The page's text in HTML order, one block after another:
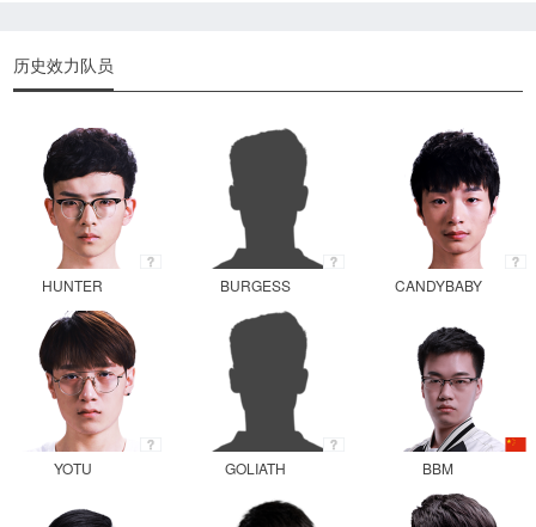
历史效力队员
HUNTER BURGESS CANDYBABY
YOTU GOLIATH BBM